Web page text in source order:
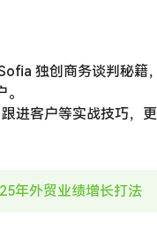
独创商务谈判秘籍，
进客户等实战技巧，更
年外贸业绩增长打法